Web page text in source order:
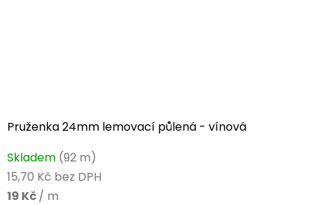
Pruženka 24mm lemovací půlená - vínová
Skladem (92 m)
15,70 Kč bez DPH
19 Kč/ m